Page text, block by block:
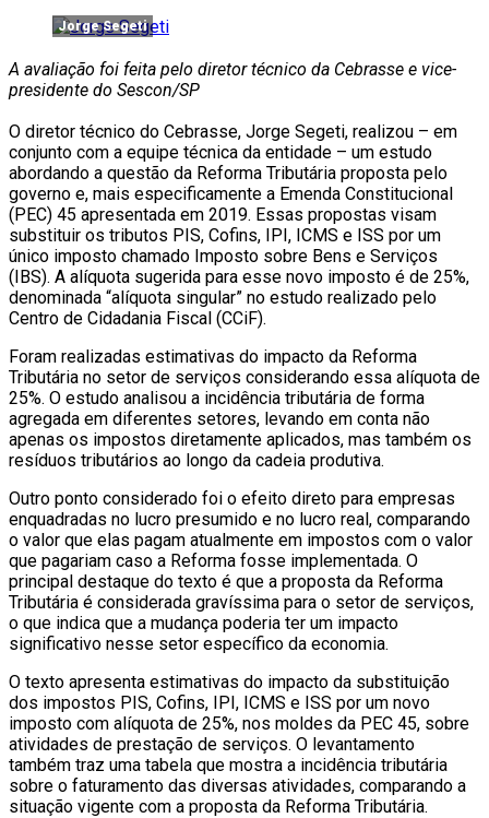
Jorge Segeti
A avaliação foi feita pelo diretor técnico da Cebrasse e vice-
presidente do Sescon/SP
O diretor técnico do Cebrasse, Jorge Segeti, realizou – em
conjunto com a equipe técnica da entidade – um estudo
abordando a questão da Reforma Tributária proposta pelo
governo e, mais especificamente a Emenda Constitucional
(PEC) 45 apresentada em 2019. Essas propostas visam
substituir os tributos PIS, Cofins, IPI, ICMS e ISS por um
único imposto chamado Imposto sobre Bens e Serviços
(IBS). A alíquota sugerida para esse novo imposto é de 25%,
denominada “alíquota singular” no estudo realizado pelo
Centro de Cidadania Fiscal (CCiF).
Foram realizadas estimativas do impacto da Reforma
Tributária no setor de serviços considerando essa alíquota de
25%. O estudo analisou a incidência tributária de forma
agregada em diferentes setores, levando em conta não
apenas os impostos diretamente aplicados, mas também os
resíduos tributários ao longo da cadeia produtiva.
Outro ponto considerado foi o efeito direto para empresas
enquadradas no lucro presumido e no lucro real, comparando
o valor que elas pagam atualmente em impostos com o valor
que pagariam caso a Reforma fosse implementada. O
principal destaque do texto é que a proposta da Reforma
Tributária é considerada gravíssima para o setor de serviços,
o que indica que a mudança poderia ter um impacto
significativo nesse setor específico da economia.
O texto apresenta estimativas do impacto da substituição
dos impostos PIS, Cofins, IPI, ICMS e ISS por um novo
imposto com alíquota de 25%, nos moldes da PEC 45, sobre
atividades de prestação de serviços. O levantamento
também traz uma tabela que mostra a incidência tributária
sobre o faturamento das diversas atividades, comparando a
situação vigente com a proposta da Reforma Tributária.